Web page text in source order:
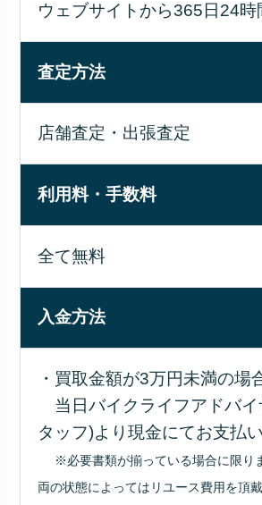
ウェブサイトから365日24時
査定方法
店舗査定・出張査定
利用料・手数料
全て無料
入金方法
・買取金額が3万円未満の場
当日バイクライフアドバイ
タッフ)より現金にてお支払い
※必要書類が揃っている場合に限り
両の状態によってはリユース費用を頂